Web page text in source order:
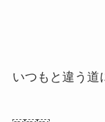
いつもと違う道